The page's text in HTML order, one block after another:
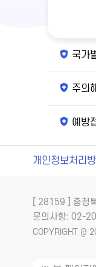
국가
주의
예방
개인정보처리
[ 28159 ] 충청
문의사항: 02-
COPYRIGHT @